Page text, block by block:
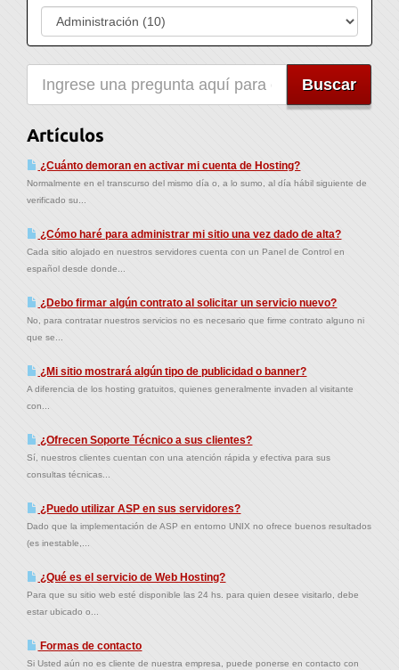
Artículos
¿Cuánto demoran en activar mi cuenta de Hosting?
Normalmente en el transcurso del mismo día o, a lo sumo, al día hábil siguiente de
verificado su...
¿Cómo haré para administrar mi sitio una vez dado de alta?
Cada sitio alojado en nuestros servidores cuenta con un Panel de Control en
español desde donde...
¿Debo firmar algún contrato al solicitar un servicio nuevo?
No, para contratar nuestros servicios no es necesario que firme contrato alguno ni
que se...
¿Mi sitio mostrará algún tipo de publicidad o banner?
A diferencia de los hosting gratuitos, quienes generalmente invaden al visitante
con...
¿Ofrecen Soporte Técnico a sus clientes?
Sí, nuestros clientes cuentan con una atención rápida y efectiva para sus
consultas técnicas...
¿Puedo utilizar ASP en sus servidores?
Dado que la implementación de ASP en entorno UNIX no ofrece buenos resultados
(es inestable,...
¿Qué es el servicio de Web Hosting?
Para que su sitio web esté disponible las 24 hs. para quien desee visitarlo, debe
estar ubicado o...
Formas de contacto
Si Usted aún no es cliente de nuestra empresa, puede ponerse en contacto con